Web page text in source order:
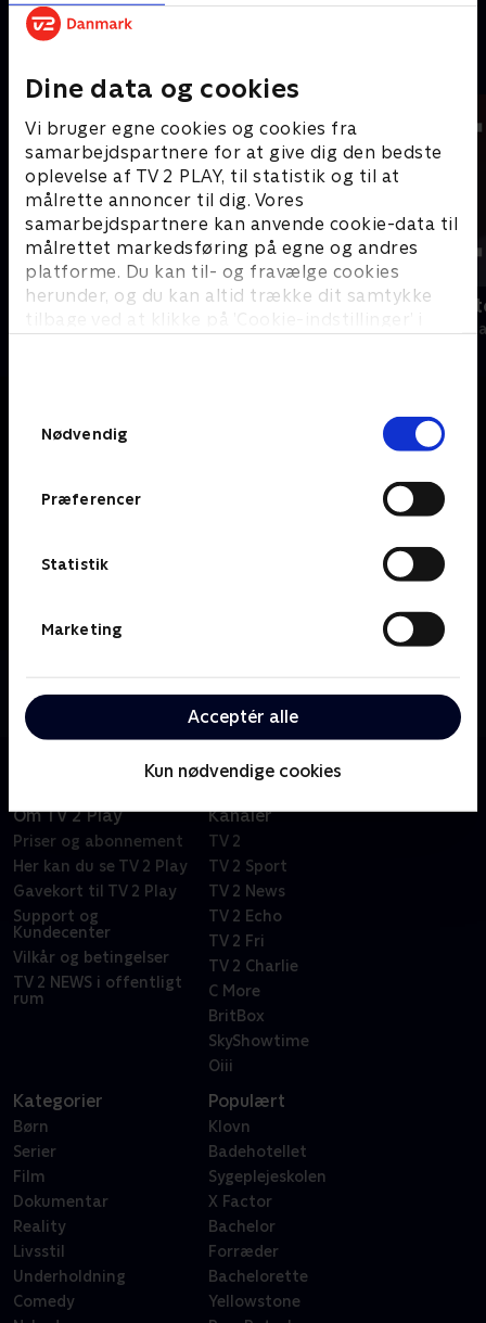
Dine data og cookies
Vi bruger egne cookies og cookies fra
samarbejdspartnere for at give dig den bedste
oplevelse af TV 2 PLAY, til statistik og til at
målrette annoncer til dig. Vores
samarbejdspartnere kan anvende cookie-data til
målrettet markedsføring på egne og andres
platforme. Du kan til- og fravælge cookies
herunder, og du kan altid trække dit samtykke
tilbage ved at klikke på ’Cookie-indstillinger’ i
Nødvendig
Præferencer
Statistik
Marketing
Acceptér alle
Kun nødvendige cookies
I går • 11 min
19 News
Nyheder Nyheder &
Se 19.30-nyhederne fra TV2 Bornholm.
Om TV 2 Play
Priser og abonnement
Her kan du se TV 2 Play
Gavekort til TV 2 Play
Support og
Kundecenter
Vilkår og betingelser
TV 2 NEWS i offentligt
rum
Kanaler
TV 2
TV 2 Sport
TV 2 News
TV 2 Echo
TV 2 Fri
TV 2 Charlie
C More
BritBox
SkyShowtime
Oiii
Kategorier
Børn
Serier
Film
Dokumentar
Reality
Livsstil
Underholdning
Comedy
Populært
Klovn
Badehotellet
Sygeplejeskolen
X Factor
Bachelor
Forræder
Bachelorette
Yellowstone